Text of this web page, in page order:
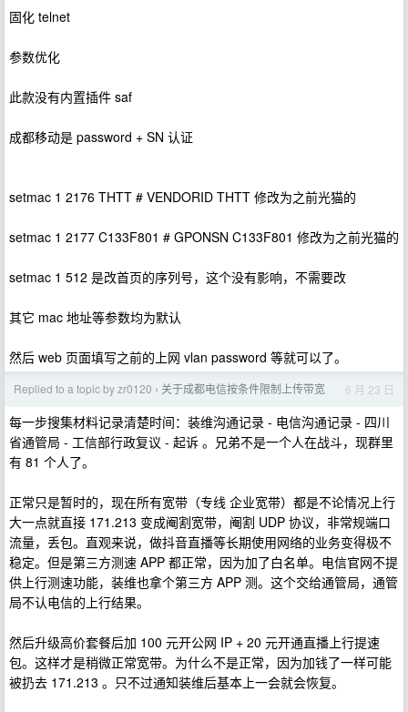
固化 telnet
参数优化
此款没有内置插件 saf
成都移动是 password + SN 认证
setmac 1 2176 THTT # VENDORID THTT 修改为之前光猫的
setmac 1 2177 C133F801 # GPONSN C133F801 修改为之前光猫的
setmac 1 512 是改首页的序列号，这个没有影响，不需要改
其它 mac 地址等参数均为默认
然后 web 页面填写之前的上网 vlan password 等就可以了。
Replied to a topic by zr0120 › 关于成都电信按条件限制上传带宽 6 月 23 日
每一步搜集材料记录清楚时间：装维沟通记录 - 电信沟通记录 - 四川
省通管局 - 工信部行政复议 - 起诉 。兄弟不是一个人在战斗，现群里
有 81 个人了。
正常只是暂时的，现在所有宽带（专线 企业宽带）都是不论情况上行
大一点就直接 171.213 变成阉割宽带，阉割 UDP 协议，非常规端口
流量，丢包。直观来说，做抖音直播等长期使用网络的业务变得极不
稳定。但是第三方测速 APP 都正常，因为加了白名单。电信官网不提
供上行测速功能，装维也拿个第三方 APP 测。这个交给通管局，通管
局不认电信的上行结果。
然后升级高价套餐后加 100 元开公网 IP + 20 元开通直播上行提速
包。这样才是稍微正常宽带。为什么不是正常，因为加钱了一样可能
被扔去 171.213 。只不过通知装维后基本上一会就会恢复。